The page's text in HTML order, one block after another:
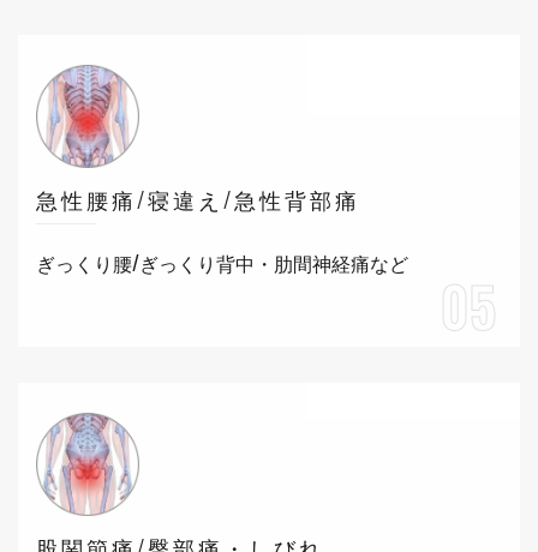
急性腰痛/寝違え/急性背部痛
ぎっくり腰/ぎっくり背中・肋間神経痛など
05